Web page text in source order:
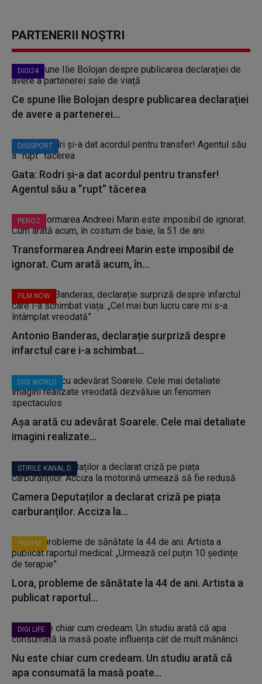
PARTENERII NOȘTRI
DIGI24
Ce spune Ilie Bolojan despre publicarea declarației
de avere a partenerei...
DIGISPORT
Gata: Rodri și-a dat acordul pentru transfer!
Agentul său a ”rupt” tăcerea
PEROZ
Transformarea Andreei Marin este imposibil de
ignorat. Cum arată acum, în...
FILM NOW
Antonio Banderas, declarație surpriză despre
infarctul care i-a schimbat...
DIGI WORLD
Așa arată cu adevărat Soarele. Cele mai detaliate
imagini realizate...
STIRILE KANAL D
Camera Deputaților a declarat criză pe piața
carburanților. Acciza la...
PROFM
Lora, probleme de sănătate la 44 de ani. Artista a
publicat raportul...
DIGI LIFE
Nu este chiar cum credeam. Un studiu arată că
apa consumată la masă poate...